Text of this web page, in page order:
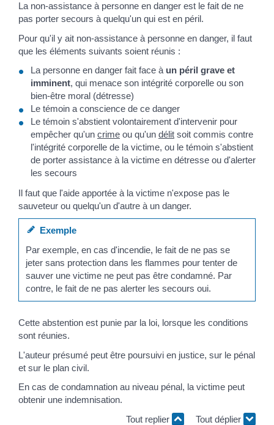
La non-assistance à personne en danger est le fait de ne
pas porter secours à quelqu'un qui est en péril.
Pour qu'il y ait non-assistance à personne en danger, il faut
que les éléments suivants soient réunis :
La personne en danger fait face à un péril grave et
imminent, qui menace son intégrité corporelle ou son
bien-être moral (détresse)
Le témoin a conscience de ce danger
Le témoin s'abstient volontairement d'intervenir pour
empêcher qu'un crime ou qu'un délit soit commis contre
l'intégrité corporelle de la victime, ou le témoin s'abstient
de porter assistance à la victime en détresse ou d'alerter
les secours
Il faut que l'aide apportée à la victime n'expose pas le
sauveteur ou quelqu'un d'autre à un danger.
Exemple
Par exemple, en cas d'incendie, le fait de ne pas se
jeter sans protection dans les flammes pour tenter de
sauver une victime ne peut pas être condamné. Par
contre, le fait de ne pas alerter les secours oui.
Cette abstention est punie par la loi, lorsque les conditions
sont réunies.
L'auteur présumé peut être poursuivi en justice, sur le pénal
et sur le plan civil.
En cas de condamnation au niveau pénal, la victime peut
obtenir une indemnisation.
Tout replier
Tout déplier